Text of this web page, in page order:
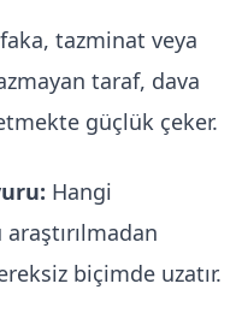
tazminat veya
taraf, dava
güçlük çeker.
Hangi
biçimde uzatır.